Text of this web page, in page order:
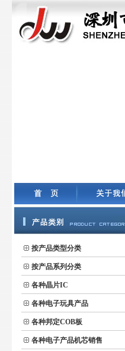
按产品类型分类
按产品系列分类
各种晶片IC
各种电子玩具产品
各种邦定COB板
各种电子产品机芯销售